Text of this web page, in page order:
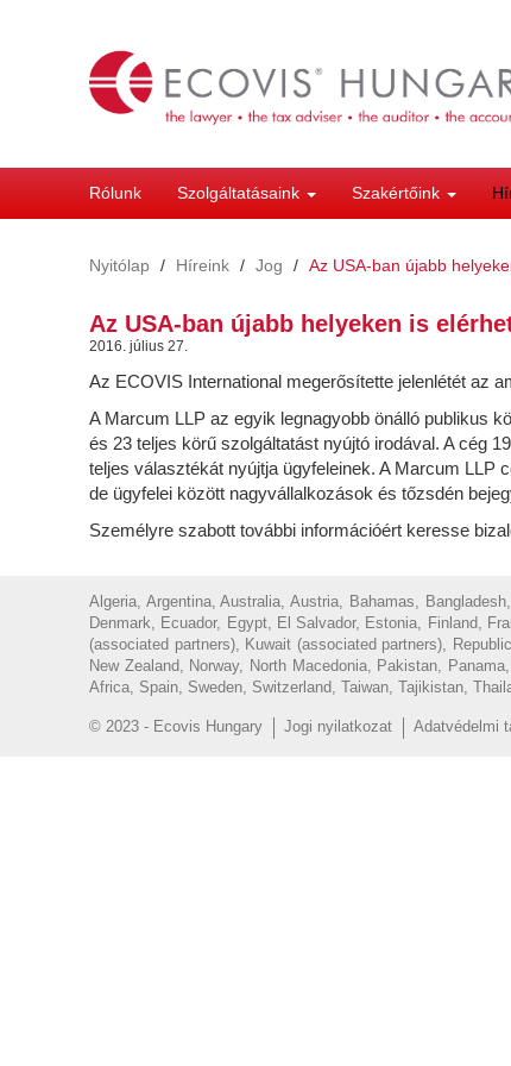
Rólunk Szolgáltatásaink Szakértőink
Nyitólap
Híreink Jog Az USA-ban újabb
Az USA-ban újabb helyeken is
2016. július 27.
Az ECOVIS International megerősítette jelenlétét az
A Marcum LLP az egyik legnagyobb önálló publikus
és 23 teljes körű szolgáltatást nyújtó irodával. A cég
teljes választékát nyújtja ügyfeleinek. A Marcum LLP
de ügyfelei között nagyvállalkozások és tőzsdén
Személyre szabott további információért keresse
Algeria, Argentina, Australia, Austria, Bahamas,
Denmark, Ecuador, Egypt, El Salvador, Estonia, Finland,
(associated partners), Kuwait (associated partners),
New Zealand, Norway, North Macedonia, Pakistan,
Africa, Spain, Sweden, Switzerland, Taiwan, Tajikistan,
© 2023 - Ecovis Hungary Jogi nyilatkozat Adatvédelmi